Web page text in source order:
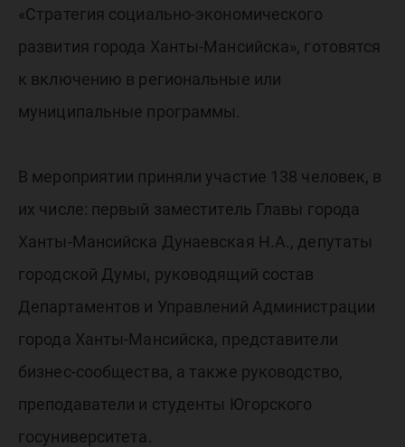
«Стратегия социально-экономического
развития города Ханты-Мансийска», готовятся
к включению в региональные или
муниципальные программы.
В мероприятии приняли участие 138 человек, в
их числе: первый заместитель Главы города
Ханты-Мансийска Дунаевская Н.А., депутаты
городской Думы, руководящий состав
Департаментов и Управлений Администрации
города Ханты-Мансийска, представители
бизнес-сообщества, а также руководство,
преподаватели и студенты Югорского
госуниверситета.